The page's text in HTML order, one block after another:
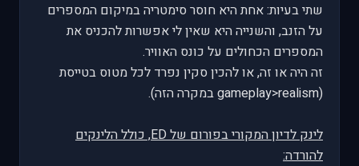
שתי בעיות: אחת היא חוסר סימטריה במיקום המספרים
על הזנב, והשנייה היא שאין לי אפשרות להכניס את
המספרים הכחולים על כונס האוויר.
זה היה או זה, או להכין סקין נפרד לכל מטוס בטייסת
(gameplay>realism במקרה הזה).
לינק לדיון המקורי בפורום של ED, כולל הלינקים
להורדה: